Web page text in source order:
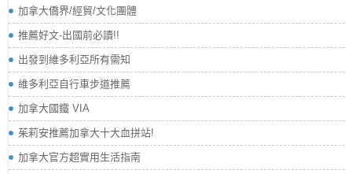
加拿大僑界/經貿/文化團體
推薦好文-出國前必讀!!
出發到維多利亞所有需知
維多利亞自行車步道推薦
加拿大國鐵 VIA
茱莉安推薦加拿大十大血拼站!
加拿大官方超實用生活指南